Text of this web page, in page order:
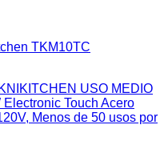
USO MEDIO
Touch Acero
Menos de 50 usos por